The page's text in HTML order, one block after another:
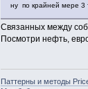
ну по крайней мере 3
Связанных между
Посмотри нефть,
Паттерны и методы